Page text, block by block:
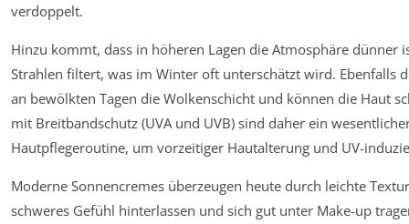
verdoppelt.
Hinzu kommt, dass in höheren Lagen die Atmosphäre dünner
Strahlen filtert, was im Winter oft unterschätzt wird. Ebenfalls
an bewölkten Tagen die Wolkenschicht und können die Haut
mit Breitbandschutz (UVA und UVB) sind daher ein
Hautpflegeroutine, um vorzeitiger Hautalterung und UV-
Moderne Sonnencremes überzeugen heute durch leichte
schweres Gefühl hinterlassen und sich gut unter Make-up